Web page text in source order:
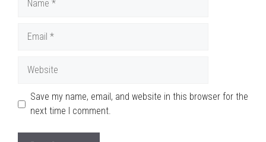
Save my name, email, and website in this browser for the
next time I comment.